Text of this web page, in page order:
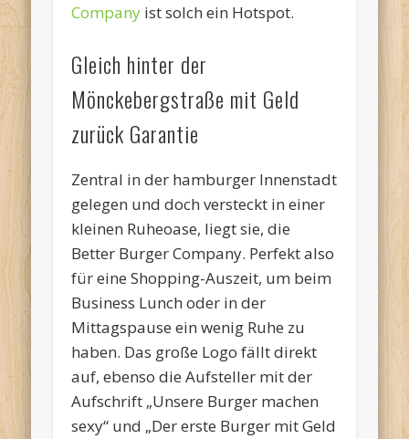
Company ist solch ein Hotspot.
Gleich hinter der
Mönckebergstraße mit Geld
zurück Garantie
Zentral in der hamburger Innenstadt
gelegen und doch versteckt in einer
kleinen Ruheoase, liegt sie, die
Better Burger Company. Perfekt also
für eine Shopping-Auszeit, um beim
Business Lunch oder in der
Mittagspause ein wenig Ruhe zu
haben. Das große Logo fällt direkt
auf, ebenso die Aufsteller mit der
Aufschrift „Unsere Burger machen
sexy“ und „Der erste Burger mit Geld